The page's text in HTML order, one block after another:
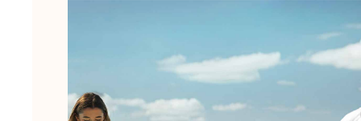
Camicie
Bermuda